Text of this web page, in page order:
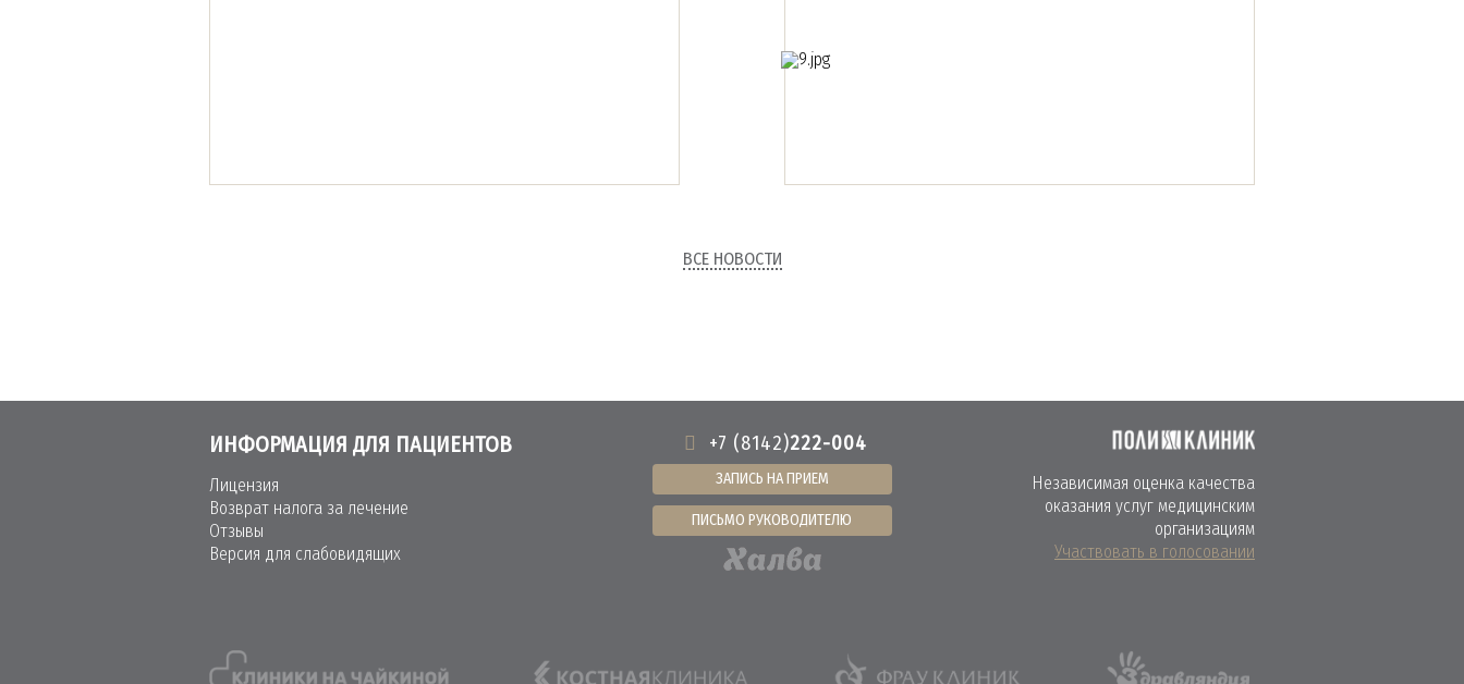
И ЛЕЧЕНИЯ СУСТАВОВ
ВСЕ НОВОСТИ
ИНФОРМАЦИЯ ДЛЯ ПАЦИЕНТОВ
Лицензия
Возврат налога за лечение
Отзывы
Версия для слабовидящих
+7 (8142)222-004
ЗАПИСЬ НА ПРИЕМ
ПИСЬМО РУКОВОДИТЕЛЮ
Независимая оценка качества
оказания услуг медицинским
организациям
Участвовать в голосовании